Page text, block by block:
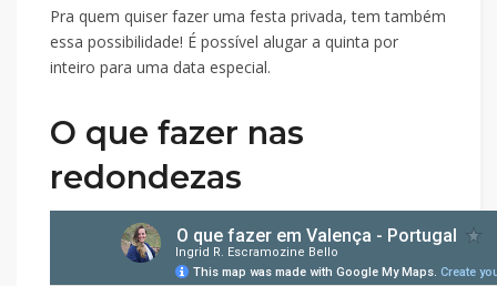
Pra quem quiser fazer uma festa privada, tem também
essa possibilidade! É possível alugar a quinta por
inteiro para uma data especial.
O que fazer nas
redondezas